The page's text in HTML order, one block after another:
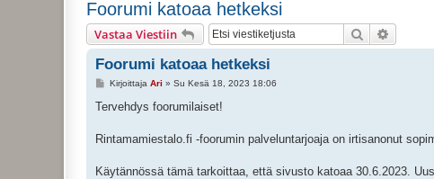
Foorumi katoaa hetkeksi
Vastaa Viestiin Etsi
Foorumi katoaa hetkeksi
V
e
i
Kirjoittaja Ari » Su Kesä 18, 2023 18:06
Tervehdys foorumilaiset!
Rintamamiestalo.fi -foorumin palveluntarjoaja on irtisanonut
Käytännössä tämä tarkoittaa, että sivusto katoaa 30.6.2023.